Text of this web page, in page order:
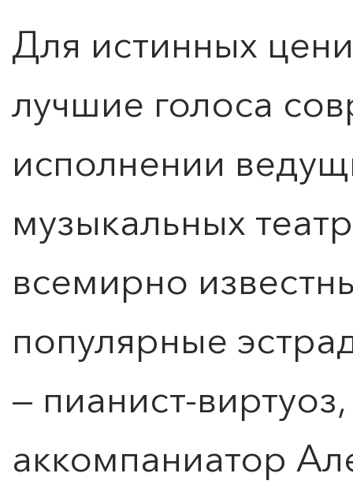
Для истинных
лучшие голоса
исполнении
музыкальных
всемирно
популярные
— пианист-
аккомпаниатор